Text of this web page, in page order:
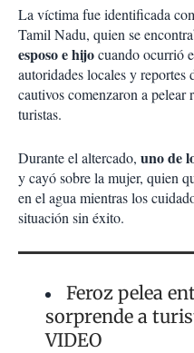
La víctima fue identificada
Tamil Nadu, quien se
esposo e hijocuando ocurrió
autoridades locales y reportes
cautivos comenzaron a pelear
turistas.
Durante el altercado, uno de
y cayó sobre la mujer, quien
en el agua mientras los
situación sin éxito.
Feroz pelea
sorprende a
VIDEO